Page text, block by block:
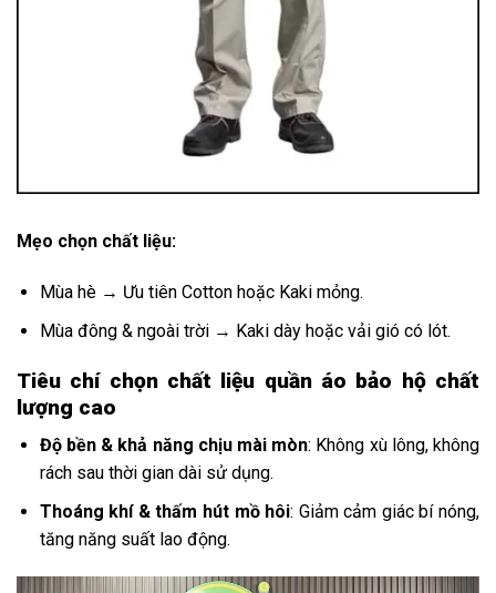
Mẹo chọn chất liệu:
Mùa hè → Ưu tiên Cotton hoặc Kaki mỏng.
Mùa đông & ngoài trời → Kaki dày hoặc vải gió có lót.
Tiêu chí chọn chất liệu quần áo bảo hộ chất
lượng cao
Độ bền & khả năng chịu mài mòn: Không xù lông, không
rách sau thời gian dài sử dụng.
Thoáng khí & thấm hút mồ hôi: Giảm cảm giác bí nóng,
tăng năng suất lao động.